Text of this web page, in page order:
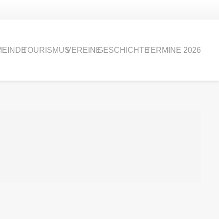
TOURISMUSVEREINEGESCHICHTETERMINE 2026